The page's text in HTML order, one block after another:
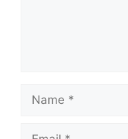
Name
Email